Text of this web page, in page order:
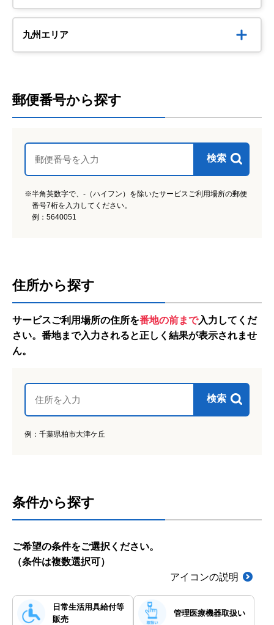
九州エリア
郵便番号から探す
検索
※半角英数字で、-（ハイフン）を除いたサービスご利用場所の郵便
番号7桁を入力してください。
例：5640051
住所から探す
サービスご利用場所の住所を番地の前まで入力してくだ
さい。番地まで入力されると正しく結果が表示されませ
ん。
検索
例：千葉県柏市大津ケ丘
条件から探す
ご希望の条件をご選択ください。
（条件は複数選択可）
アイコンの説明
アイコンの説明
を国からの給付を受けて購入可能です。
管理医療機器を取り扱っております。
ショールーム
子供用車いす
体重50kgまでのお子様がご利用可能な子供用車
椅子を取り扱っております。
店舗の敷地内に駐車場を併設しております。
日常生活用具給付等
販売
管理医療機器取扱い